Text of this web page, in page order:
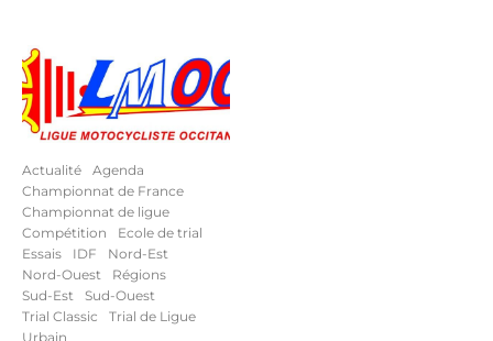
Actualité
Agenda
Championnat de France
Championnat de ligue
Compétition
Ecole de trial
Essais
IDF
Nord-Est
Nord-Ouest
Régions
Sud-Est
Sud-Ouest
Trial Classic
Trial de Ligue
Urbain